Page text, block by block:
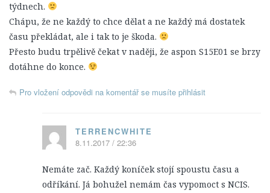
Timothy McGee
Ziva Davidová
Abigail „Abby“ Sciutová
Eleanor „Ellie“ Bishopová
Donald „Ducky“ Mallard
Leon Vance
Caitlin „Kate“ Toddová
Jennifer „Jenny“ Shepardová
Michael „Mike“ Franks
týdnech.
Chápu, že ne každý to chce dělat a ne každý má dostatek
času překládat, ale i tak to je škoda.
Přesto budu trpělivě čekat v naději, že aspon S15E01 se brzy
dotáhne do konce.
Pro vložení odpovědi na komentář se musíte přihlásit
TERRENCWHITE
8.11.2017 / 22:36
Nemáte zač. Každý koníček stojí spoustu času a
odříkání. Já bohužel nemám čas vypomoct s NCIS.